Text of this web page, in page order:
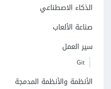
الذكاء الاصطناعي
صناعة الألعاب
سير العمل
Git
الأنظمة والأنظمة المدمجة